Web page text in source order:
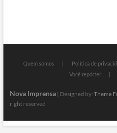
Quem somos Política de
Você repórter
Nova Imprensa| Designed by: Theme
right reserved